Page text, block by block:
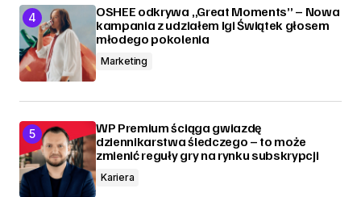
OSHEE odkrywa „Great Moments” – Nowa
kampania z udziałem Igi Świątek głosem
młodego pokolenia
Marketing
WP Premium ściąga gwiazdę
dziennikarstwa śledczego – to może
zmienić reguły gry na rynku subskrypcji
Kariera